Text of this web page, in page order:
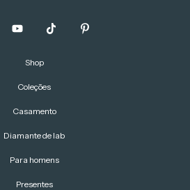
Shop
Coleções
Casamento
Diamante de lab
Para homens
Presentes